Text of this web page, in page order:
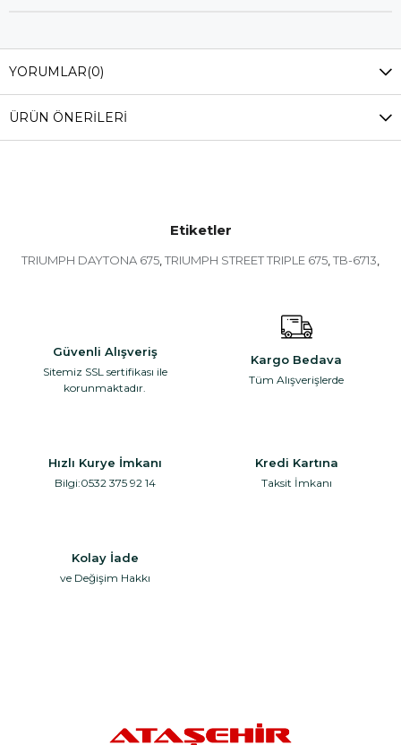
YORUMLAR(0)
ÜRÜN ÖNERILERI
Etiketler
TRIUMPH DAYTONA 675, TRIUMPH STREET TRIPLE 675, TB-6713,
Güvenli Alışveriş
Sitemiz SSL sertifikası ile
korunmaktadır.
Kargo Bedava
Tüm Alışverişlerde
Hızlı Kurye İmkanı
Bilgi:0532 375 92 14
Kredi Kartına
Taksit İmkanı
Kolay İade
ve Değişim Hakkı